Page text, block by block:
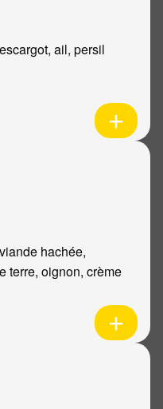
ail, persil
hachée,
terre, oignon, crème